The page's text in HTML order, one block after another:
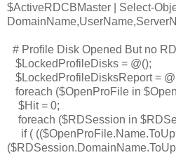
$ActiveRDCBMaster | Select-
# Profile Disk Opened But no
$LockedProfileDisks = @();
$LockedProfileDisksReport =
foreach ($OpenProFile in
$Hit = 0;
foreach ($RDSession in
if (